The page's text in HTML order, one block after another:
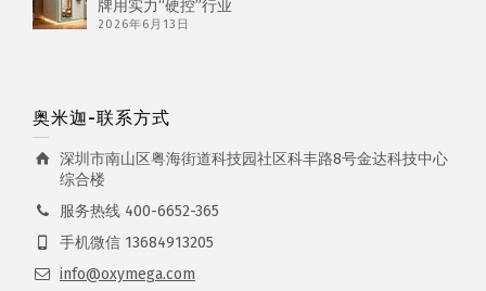
牌用实力“硬控”行业
2026年6月13日
奥米迦-联系方式
深圳市南山区粤海街道科技园社区科丰路8号金达科技中心
综合楼
服务热线 400-6652-365
手机微信 13684913205
info@oxymega.com